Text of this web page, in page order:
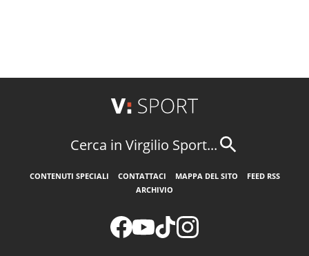
Cerca in Virgilio Sport...
CONTENUTI SPECIALI CONTATTACI MAPPA DEL SITO
FEED RSS
ARCHIVIO